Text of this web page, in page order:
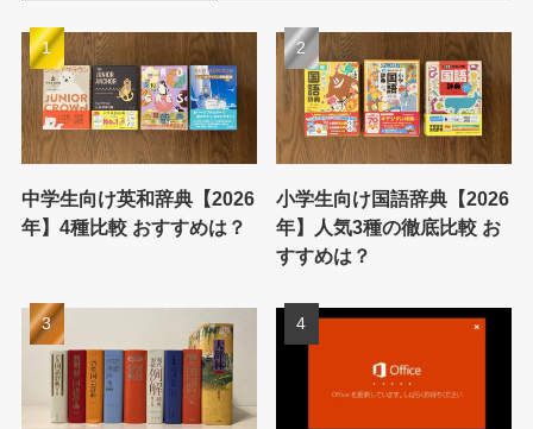
中学生向け英和辞典【2026
年】4種比較 おすすめは？
小学生向け国語辞典【2026
年】人気3種の徹底比較 お
すすめは？